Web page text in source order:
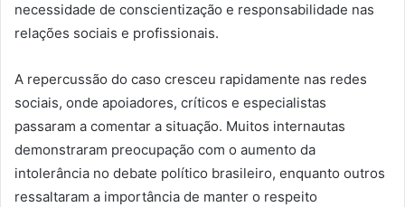
necessidade de conscientização e responsabilidade nas
relações sociais e profissionais.
A repercussão do caso cresceu rapidamente nas redes
sociais, onde apoiadores, críticos e especialistas
passaram a comentar a situação. Muitos internautas
demonstraram preocupação com o aumento da
intolerância no debate político brasileiro, enquanto outros
ressaltaram a importância de manter o respeito